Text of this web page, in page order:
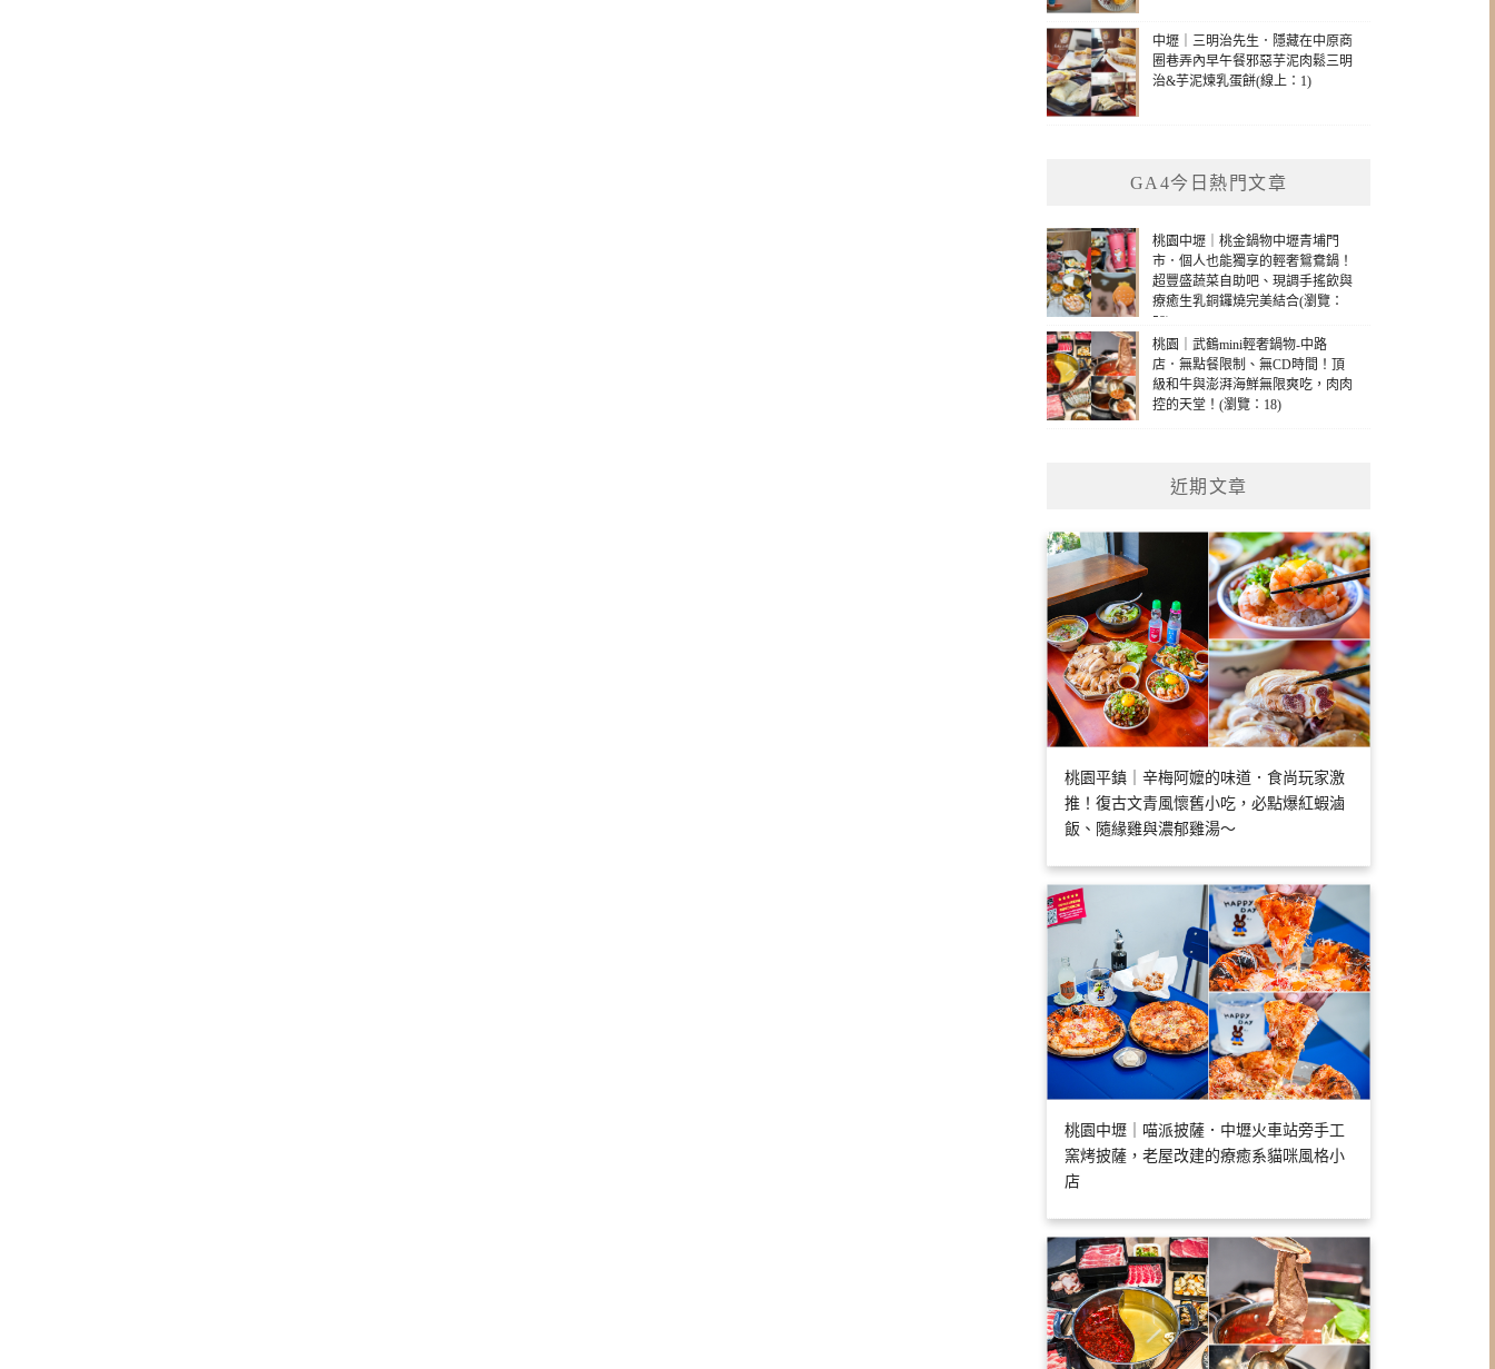
中壢｜三明治先生．隱藏在中原商
圈巷弄內早午餐邪惡芋泥肉鬆三明
治&芋泥煉乳蛋餅(線上：1)
GA4今日熱門文章
桃園中壢｜桃金鍋物中壢青埔門
市．個人也能獨享的輕奢鴛鴦鍋！
超豐盛蔬菜自助吧、現調手搖飲與
療癒生乳銅鑼燒完美結合(瀏覽：
58)
桃園｜武鶴mini輕奢鍋物-中路
店．無點餐限制、無CD時間！頂
級和牛與澎湃海鮮無限爽吃，肉肉
控的天堂！(瀏覽：18)
近期文章
桃園平鎮｜辛梅阿嬤的味道．食尚玩家激
推！復古文青風懷舊小吃，必點爆紅蝦滷
飯、隨緣雞與濃郁雞湯～
桃園中壢｜喵派披薩．中壢火車站旁手工
窯烤披薩，老屋改建的療癒系貓咪風格小
店